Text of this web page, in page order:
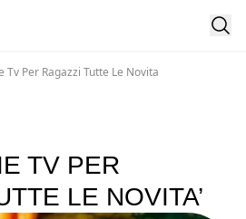
Tv Per Ragazzi Tutte Le Novita
TV PER
LE NOVITA’